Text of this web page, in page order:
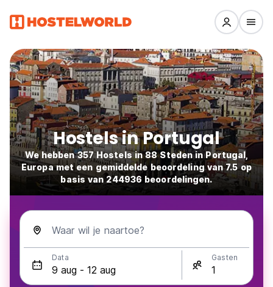
Hostels in Portugal
We hebben 357 Hostels in 88 Steden in Portugal,
Europa met een gemiddelde beoordeling van 7.5 op
basis van 244936 beoordelingen.
Waar wil je naartoe?
Data Gasten